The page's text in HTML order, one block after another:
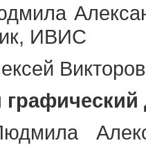
ИВИС
графический